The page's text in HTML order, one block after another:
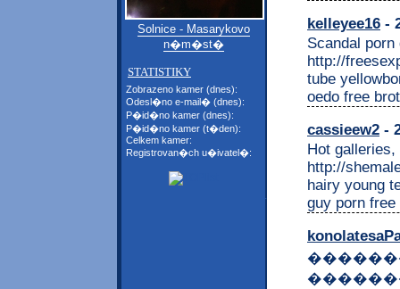
Solnice - Masarykovo
n�m�st�
STATISTIKY
Zobrazeno kamer (dnes):
Odesl�no e-mail� (dnes):
P�id�no kamer (dnes):
P�id�no kamer (t�den):
Celkem kamer:
Registrovan�ch u�ivatel�:
kelleyee16 -
Scandal
http://
tube
oedo free
cassieew2 -
Hot
http://
hairy young
guy porn